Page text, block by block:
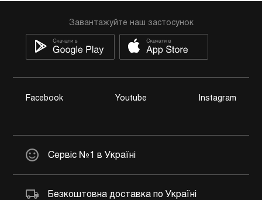
Завантажуйте наш застосунок
Facebook Youtube Instagram
Сервіс №1 в Україні
Безкоштовна доставка по Україні